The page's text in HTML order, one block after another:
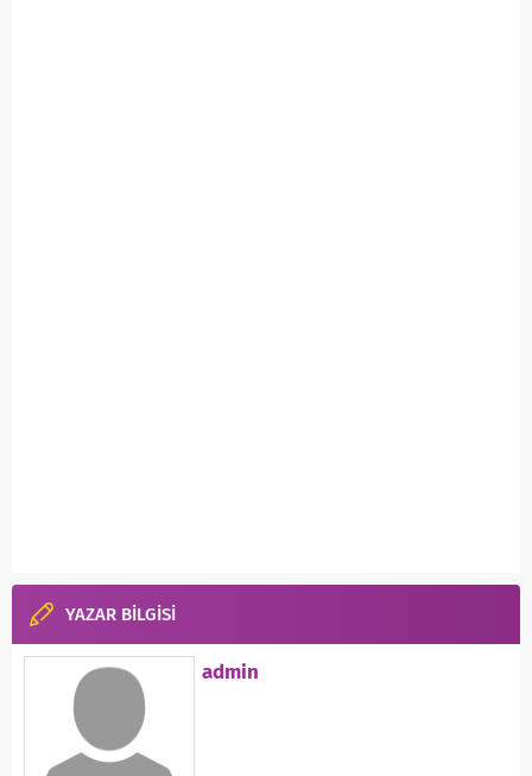
YAZAR BİLGİSİ
admin